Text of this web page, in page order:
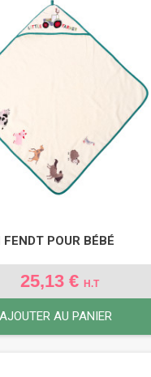
POUR BÉBÉ
25,13 € H.T
AJOUTER AU PANIER